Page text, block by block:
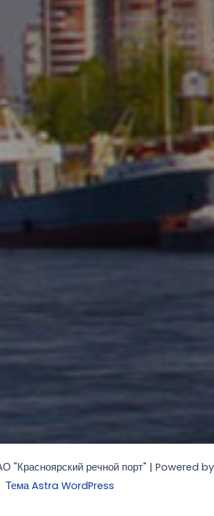
"Красноярский речной порт" | Powered by
Тема Astra WordPress